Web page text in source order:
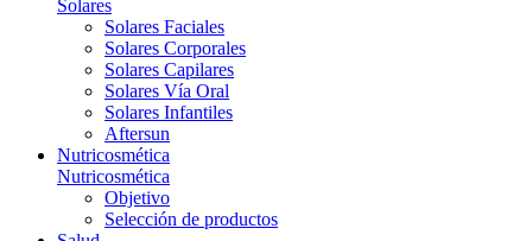
Solares
Solares Faciales
Solares Corporales
Solares Capilares
Solares Vía Oral
Solares Infantiles
Aftersun
Nutricosmética
Nutricosmética
Objetivo
Selección de productos